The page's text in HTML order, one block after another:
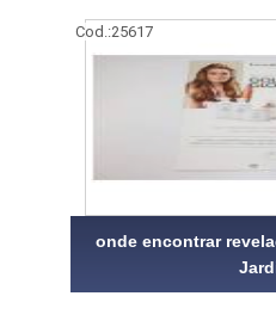
Cod.:25617
onde encontrar